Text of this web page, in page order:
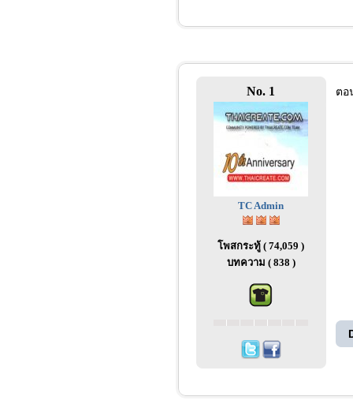
No. 1
TC Admin
โพสกระทู้ ( 74,059 )
บทความ ( 838 )
ตอ